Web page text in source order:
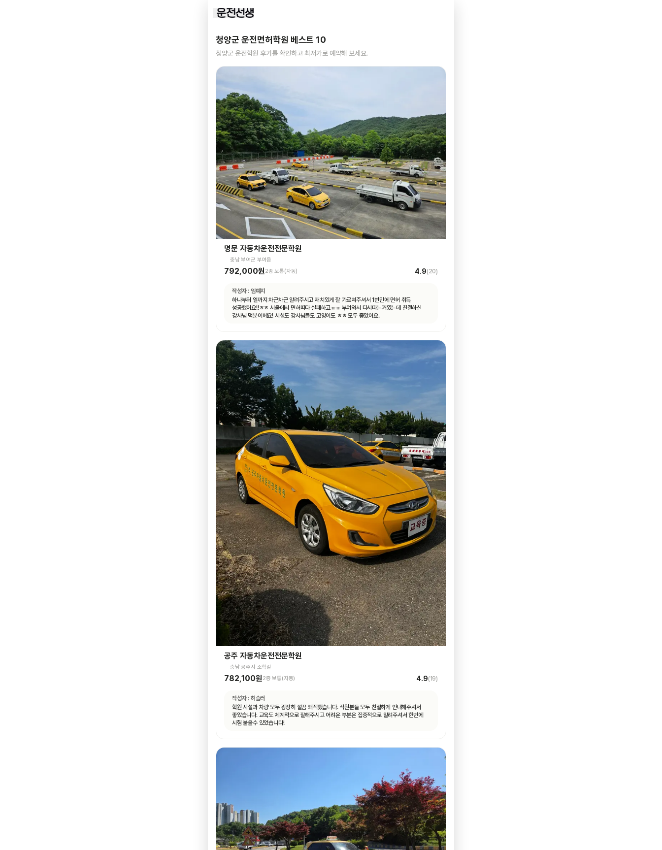
청양군 운전면허학원 베스트 10
청양군 운전학원 후기를 확인하고 최저가로 예약해 보세요.
명문 자동차운전전문학원
충남 부여군 부여읍
792,000원 2종 보통(자동) 4.9(20)
작성자 : 임예지
하나부터 열까지 차근차근 알려주시고 재치있게 잘 가르쳐주셔서 1번만에 면허 취득
성공했어요!!ㅎㅎ 서울에서 면허따다 실패하고ㅠㅠ 부여와서 다시따는거였는데 친절하신
강사님 덕분이에요! 시설도 강사님들도 고양이도 ㅎㅎ 모두 좋았어요.
공주 자동차운전전문학원
충남 공주시 소학길
782,100원 2종 보통(자동) 4.9(19)
작성자 : 허슬러
학원 시설과 차량 모두 굉장히 깔끔 쾌적했습니다. 직원분들 모두 친절하게 안내해주셔서
좋았습니다. 교육도 체계적으로 잘해주시고 어려운 부분은 집중적으로 알려주셔서 한번에
시험 붙을수 있었습니다!